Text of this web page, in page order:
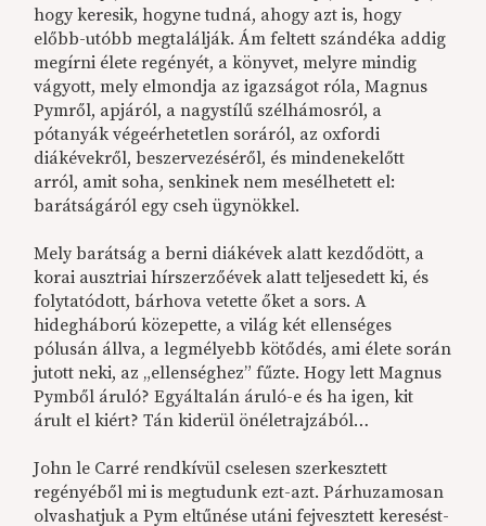
hogy keresik, hogyne tudná, ahogy azt is, hogy
előbb-utóbb megtalálják. Ám feltett szándéka addig
megírni élete regényét, a könyvet, melyre mindig
vágyott, mely elmondja az igazságot róla, Magnus
Pymről, apjáról, a nagystílű szélhámosról, a
pótanyák végeérhetetlen soráról, az oxfordi
diákévekről, beszervezéséről, és mindenekelőtt
arról, amit soha, senkinek nem mesélhetett el:
barátságáról egy cseh ügynökkel.
Mely barátság a berni diákévek alatt kezdődött, a
korai ausztriai hírszerzőévek alatt teljesedett ki, és
folytatódott, bárhova vetette őket a sors. A
hidegháború közepette, a világ két ellenséges
pólusán állva, a legmélyebb kötődés, ami élete során
jutott neki, az „ellenséghez” fűzte. Hogy lett Magnus
Pymből áruló? Egyáltalán áruló-e és ha igen, kit
árult el kiért? Tán kiderül önéletrajzából…
John le Carré rendkívül cselesen szerkesztett
regényéből mi is megtudunk ezt-azt. Párhuzamosan
olvashatjuk a Pym eltűnése utáni fejvesztett keresést-